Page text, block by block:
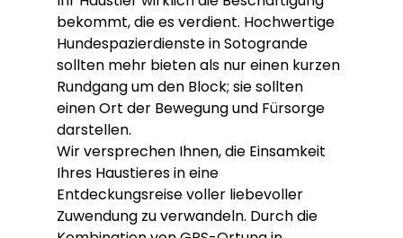
bekommt, die es verdient. Hochwertige
Hundespazierdienste in Sotogrande
sollten mehr bieten als nur einen kurzen
Rundgang um den Block; sie sollten
einen Ort der Bewegung und Fürsorge
darstellen.
Wir versprechen Ihnen, die Einsamkeit
Ihres Haustieres in eine
Entdeckungsreise voller liebevoller
Zuwendung zu verwandeln. Durch die